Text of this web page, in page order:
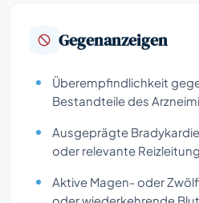
Gegenanzeigen
Überempfindlichkeit
Bestandteile des
Ausgeprägte
oder relevante
Aktive Magen- oder